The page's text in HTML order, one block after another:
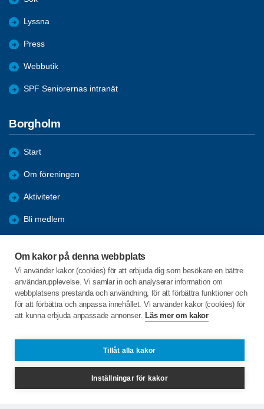
Om kakor på denna webbplats
Vi använder kakor (cookies) för att erbjuda dig som besökare en bättre
användarupplevelse. Vi samlar in och analyserar information om
webbplatsens prestanda och användning, för att förbättra funktioner och
för att förbättra och anpassa innehållet. Vi använder kakor (cookies) för
att kunna erbjuda anpassade annonser. Läs mer om kakor
Tillåt alla kakor
Inställningar för kakor
Lyssna
Press
Webbutik
SPF Seniorernas intranät
Borgholm
Start
Om föreningen
Aktiviteter
Bli medlem
Bildgalleri
C/o:Per-Einar Tuvesson